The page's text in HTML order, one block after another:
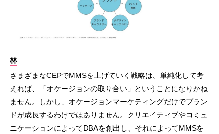
林
さまざまなCEPでMMSを上げていく戦略は、単純化して考
えれば、「オケージョンの取り合い」ということになりかね
ません。しかし、オケージョンマーケティングだけでブラン
ドが成長するわけではありません。クリエイティブやコミュ
ニケーションによってDBAを創出し、それによってMMSを